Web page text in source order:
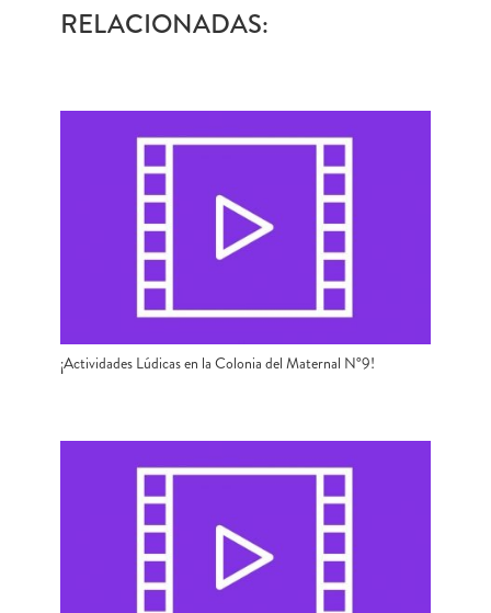
RELACIONADAS:
¡Actividades Lúdicas en la Colonia del Maternal N°9!